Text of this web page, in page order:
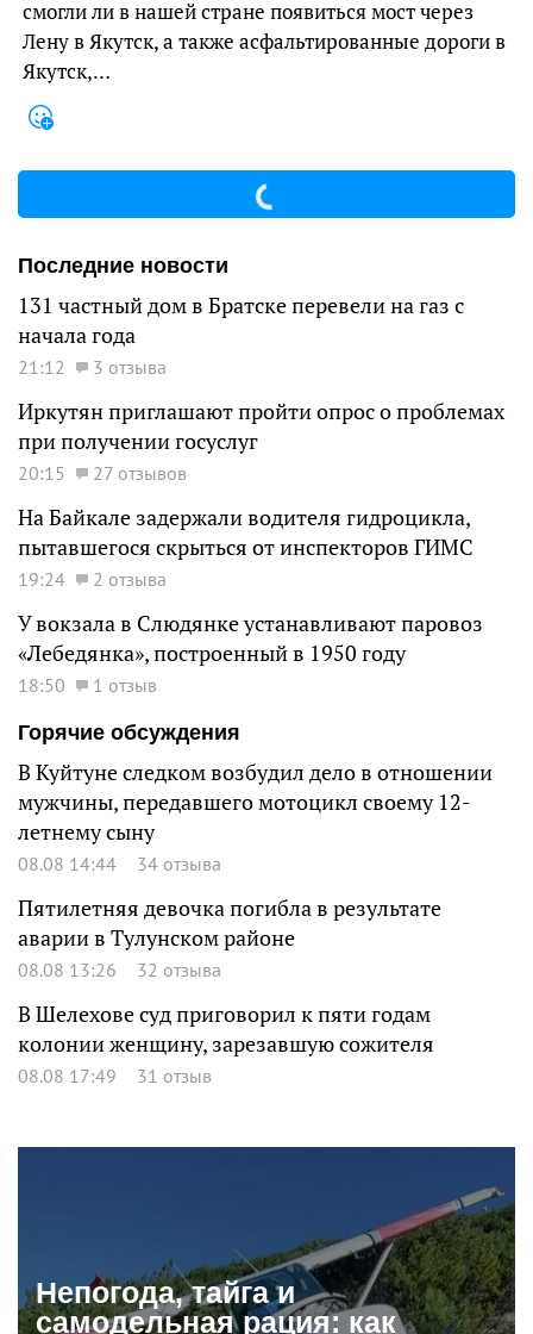
смогли ли в нашей стране появиться мост через
Лену в Якутск, а также асфальтированные дороги в
Якутск,…
Последние новости
131 частный дом в Братске перевели на газ с
начала года
21:12 3 отзыва
Иркутян приглашают пройти опрос о проблемах
при получении госуслуг
20:15 27 отзывов
На Байкале задержали водителя гидроцикла,
пытавшегося скрыться от инспекторов ГИМС
19:24 2 отзыва
У вокзала в Слюдянке устанавливают паровоз
«Лебедянка», построенный в 1950 году
18:50
1 отзыв
Горячие обсуждения
В Куйтуне следком возбудил дело в отношении
мужчины, передавшего мотоцикл своему 12-
летнему сыну
08.08 14:44 34 отзыва
Пятилетняя девочка погибла в результате
аварии в Тулунском районе
08.08 13:26 32 отзыва
В Шелехове суд приговорил к пяти годам
колонии женщину, зарезавшую сожителя
08.08 17:49 31 отзыв
Непогода, тайга и
самодельная рация: как